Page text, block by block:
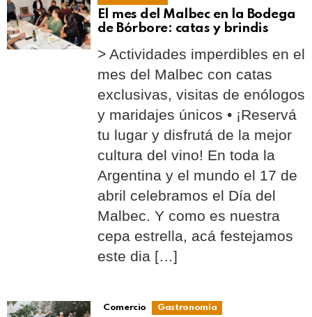
El mes del Malbec en la Bodega
de Bórbore: catas y brindis
> Actividades imperdibles en el
mes del Malbec con catas
exclusivas, visitas de enólogos
y maridajes únicos • ¡Reservá
tu lugar y disfrutá de la mejor
cultura del vino! En toda la
Argentina y el mundo el 17 de
abril celebramos el Día del
Malbec. Y como es nuestra
cepa estrella, acá festejamos
este dia […]
Comercio Gastronomía